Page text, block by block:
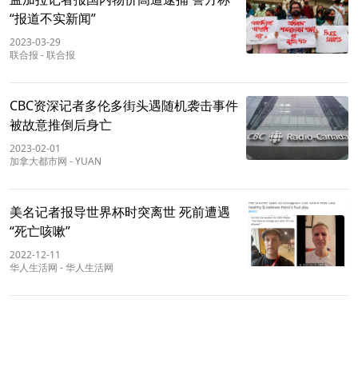
“报道不实新闻”
2023-03-29
联合报 -联合报
CBC资深记者多伦多街头遇随机袭击事件
被故意推倒后身亡
2023-02-01
加拿大都市网 -YUAN
美名记者报导世界杯时突离世 死前遭遇
“死亡咳嗽”
2022-12-11
华人生活网 -华人生活网